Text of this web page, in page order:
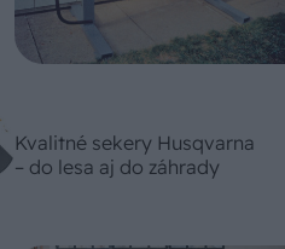
Kvalitné sekery Husqvarna
– do lesa aj do záhrady